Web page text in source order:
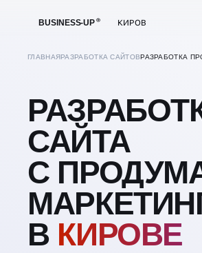
BUSINESS-UP КИРОВ
ГЛАВНАЯРАЗРАБОТКА САЙТОВРАЗРАБОТКА
САЙТА
С
В КИРОВЕ